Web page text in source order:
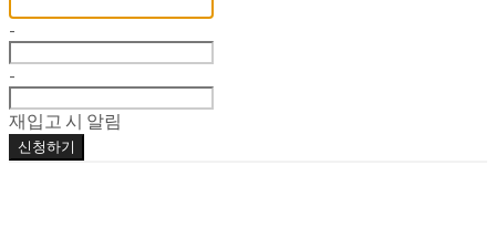
-
-
재입고 시 알림
신청하기